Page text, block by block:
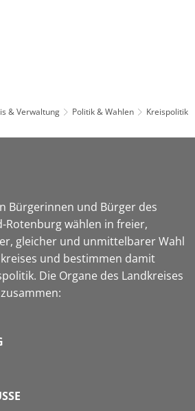
& Verwaltung Politik & Wahlen Kreispolitik
Bürgerinnen und Bürger des
Rotenburg wählen in freier,
gleicher und unmittelbarer Wahl
und bestimmen damit
Die Organe des Landkreises